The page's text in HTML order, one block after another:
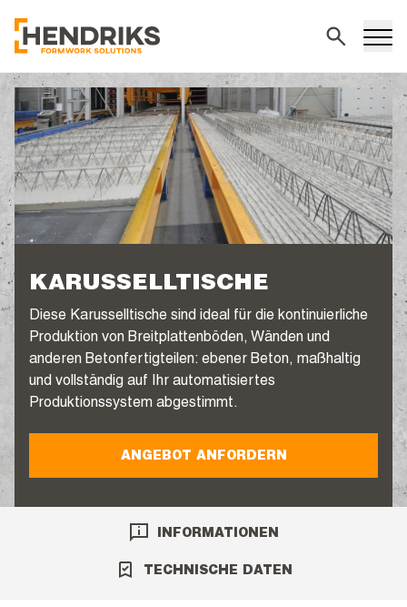
KARUSSELLTISCHE
Diese Karusselltische sind ideal für die kontinuierliche
Produktion von Breitplattenböden, Wänden und
anderen Betonfertigteilen: ebener Beton, maßhaltig
und vollständig auf Ihr automatisiertes
Produktionssystem abgestimmt.
ANGEBOT ANFORDERN
INFORMATIONEN
TECHNISCHE DATEN